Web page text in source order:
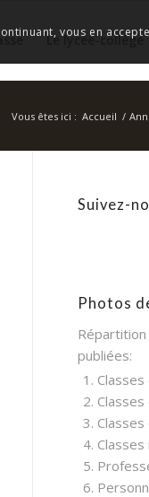
Le lycée-collège
Vous êtes ici : Accueil /
Suivez-
Photos
publiées:
1.
2.
3.
4.
5.
6.
vous en